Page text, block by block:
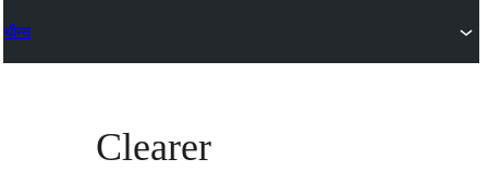
थीम्स
Clearer